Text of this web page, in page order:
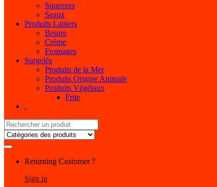
Squeezes
Seaux
Produits Laitiers
Beurre
Crème
Fromages
Surgelés
Produits de la Mer
Produits Origine Animale
Produits Végétaux
Frite
.
Search
for:
Returning Customer ?
Sign in